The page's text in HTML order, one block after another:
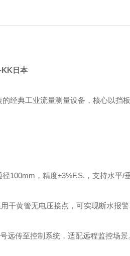
KK日本
经典工业流量测量设备，核心以挡
100mm，精度±3%F.S.，支持水平/
干黄管无电压接点，可实现断水报
远传至控制系统，适配远程监控场景